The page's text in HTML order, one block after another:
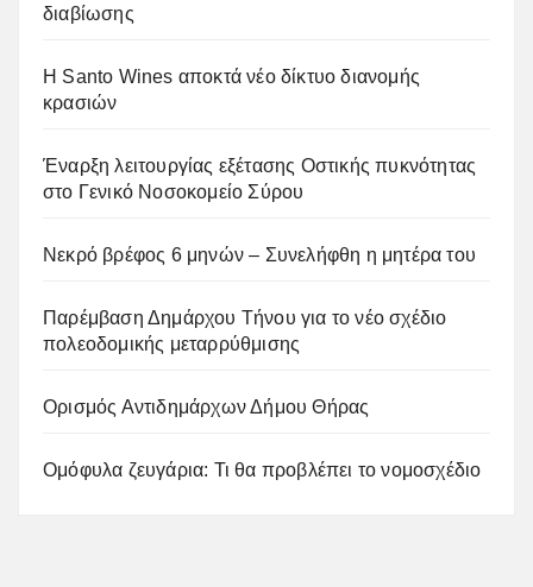
διαβίωσης
Η Santo Wines αποκτά νέο δίκτυο διανομής
κρασιών
Έναρξη λειτουργίας εξέτασης Οστικής πυκνότητας
στο Γενικό Νοσοκομείο Σύρου
Νεκρό βρέφος 6 μηνών – Συνελήφθη η μητέρα του
Παρέμβαση Δημάρχου Τήνου για το νέο σχέδιο
πολεοδομικής μεταρρύθμισης
Ορισμός Αντιδημάρχων Δήμου Θήρας
Ομόφυλα ζευγάρια: Τι θα προβλέπει το νομοσχέδιο